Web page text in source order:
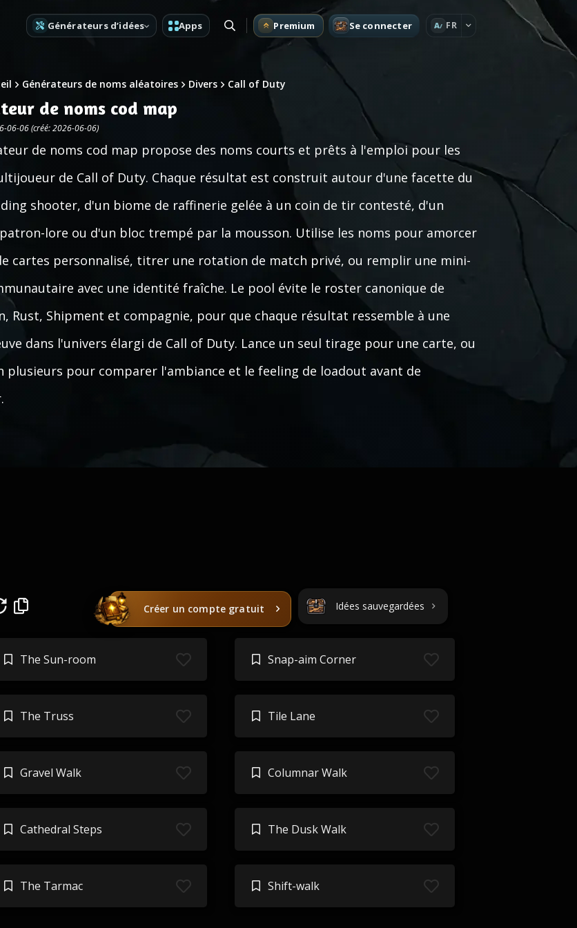
Générateurs d’idées Apps Premium Se connecter A FR
Générateurs de noms aléatoires Divers Call of Duty
de noms cod map
06-06 (créé: 2026-06-06)
de noms cod map propose des noms courts et prêts à l'emploi pour les
de Call of Duty. Chaque résultat est construit autour d'une facette du
shooter, d'un biome de raffinerie gelée à un coin de tir contesté, d'un
lore ou d'un bloc trempé par la mousson. Utilise les noms pour amorcer
cartes personnalisé, titrer une rotation de match privé, ou remplir une mini-
avec une identité fraîche. Le pool évite le roster canonique de
Rust, Shipment et compagnie, pour que chaque résultat ressemble à une
dans l'univers élargi de Call of Duty. Lance un seul tirage pour une carte, ou
plusieurs pour comparer l'ambiance et le feeling de loadout avant de
Créer un compte gratuit Idées sauvegardées
The Sun-room Snap-aim Corner
The Truss Tile Lane
Gravel Walk Columnar Walk
Cathedral Steps The Dusk Walk
The Tarmac Shift-walk